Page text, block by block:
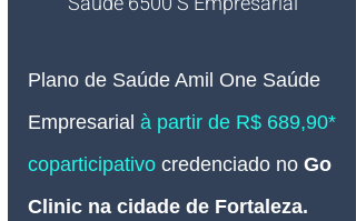
Plano de Saúde Amil One Saúde
Empresarial à partir de R$ 689,90*
coparticipativo credenciado no Go
Clinic na cidade de Fortaleza.